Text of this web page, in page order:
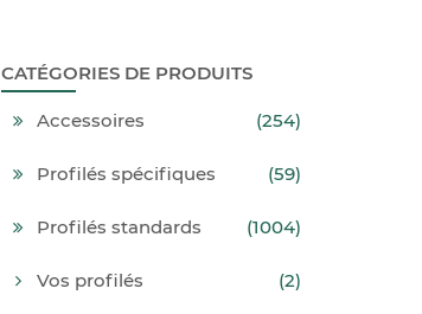
CATÉGORIES DE PRODUITS
Accessoires (254)
Profilés spécifiques (59)
Profilés standards (1004)
Vos profilés (2)